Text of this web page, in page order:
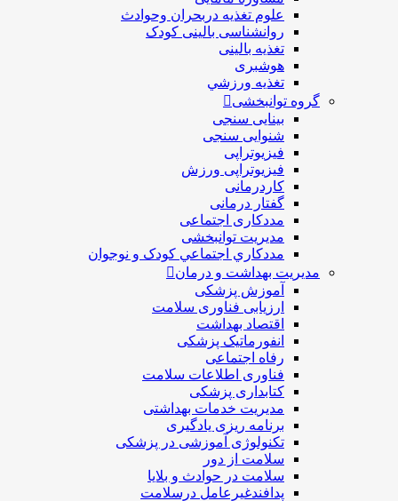
علوم تغذیه دربحران وحوادث
روانشناسی بالینی کودک
تغذیه بالینی
هوشبری
تغذيه ورزشي
گروه توانبخشی
بینایی سنجی
شنوایی سنجی
فیزیوتراپی
فیزیوتراپی ورزش
کاردرمانی
گفتار درمانی
مددکاری اجتماعی
مديريت توانبخشی
مددکاري اجتماعي کودک و نوجوان
مدیریت بهداشت و درمان
آموزش پزشکی
ارزیابی فناوری سلامت
اقتصاد بهداشت
انفورماتیک پزشکی
رفاه اجتماعی
فناوری اطلاعات سلامت
کتابداری پزشکی
مديريت خدمات بهداشتی
برنامه ریزی یادگیری
تکنولوژی آموزشی در پزشکی
سلامت از دور
سلامت در حوادث و بلایا
پدافندغیرعامل درسلامت